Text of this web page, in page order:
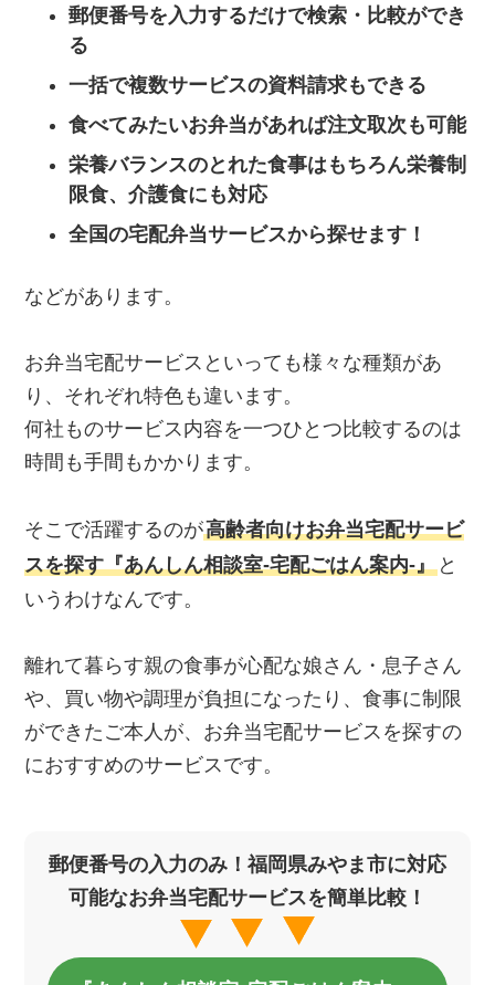
郵便番号を入力するだけで検索・比較ができ
る
一括で複数サービスの資料請求もできる
食べてみたいお弁当があれば注文取次も可能
栄養バランスのとれた食事はもちろん栄養制
限食、介護食にも対応
全国の宅配弁当サービスから探せます！
などがあります。
お弁当宅配サービスといっても様々な種類があ
り、それぞれ特色も違います。
何社ものサービス内容を一つひとつ比較するのは
時間も手間もかかります。
そこで活躍するのが高齢者向けお弁当宅配サービ
スを探す『あんしん相談室‐宅配ごはん案内‐』 と
いうわけなんです。
離れて暮らす親の食事が心配な娘さん・息子さん
や、買い物や調理が負担になったり、食事に制限
ができたご本人が、お弁当宅配サービスを探すの
におすすめのサービスです。
郵便番号の入力のみ！福岡県みやま市に対応
可能なお弁当宅配サービスを簡単比較！